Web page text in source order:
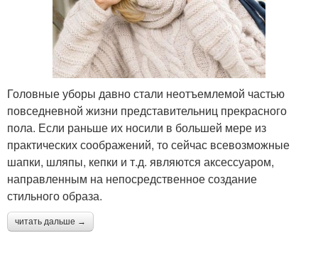
Головные уборы давно стали неотъемлемой частью
повседневной жизни представительниц прекрасного
пола. Если раньше их носили в большей мере из
практических соображений, то сейчас всевозможные
шапки, шляпы, кепки и т.д. являются аксессуаром,
направленным на непосредственное создание
стильного образа.
читать дальше →